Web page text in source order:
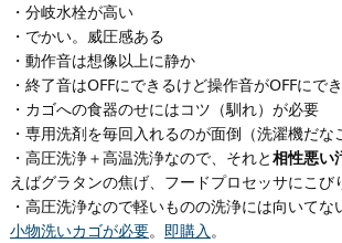
・分岐水栓が高い
・でかい。威圧感ある
・動作音は想像以上に静か
・終了音はOFFにできるけど操作音がOFFにで
・カゴへの食器のせにはコツ（馴れ）が必要
・専用洗剤を毎回入れるのが面倒（洗濯機だな
・高圧洗浄＋高温洗浄なので、それと相性悪い
えばグラタンの焦げ、フードプロセッサにこび
・高圧洗浄なので軽いものの洗浄には向いてな
小物洗いカゴが必要。 即購入。